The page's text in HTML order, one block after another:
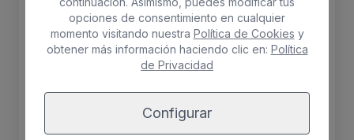
opciones de consentimiento en cualquier
momento visitando nuestra Política de Cookies y
obtener más información haciendo clic en: Política
de Privacidad
Configurar